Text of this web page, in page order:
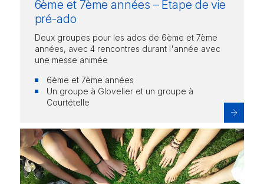
6ème et 7ème années – Etape de vie
pré-ado
Deux groupes pour les ados de 6ème et 7ème
années, avec 4 rencontres durant l'année avec
une messe animée
6ème et 7ème années
Un groupe à Glovelier et un groupe à
Courtételle